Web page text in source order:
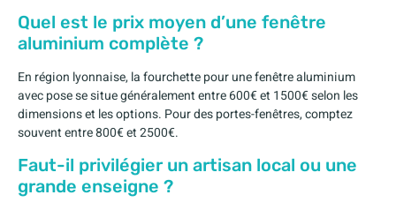
Quel est le prix moyen d’une fenêtre
aluminium complète ?
En région lyonnaise, la fourchette pour une fenêtre aluminium
avec pose se situe généralement entre 600€ et 1500€ selon les
dimensions et les options. Pour des portes-fenêtres, comptez
souvent entre 800€ et 2500€.
Faut-il privilégier un artisan local ou une
grande enseigne ?